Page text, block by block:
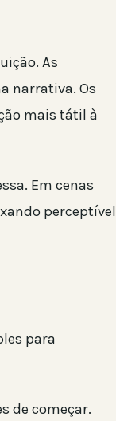
As
narrativa. Os
mais tátil à
Em cenas
perceptível
para
de começar.